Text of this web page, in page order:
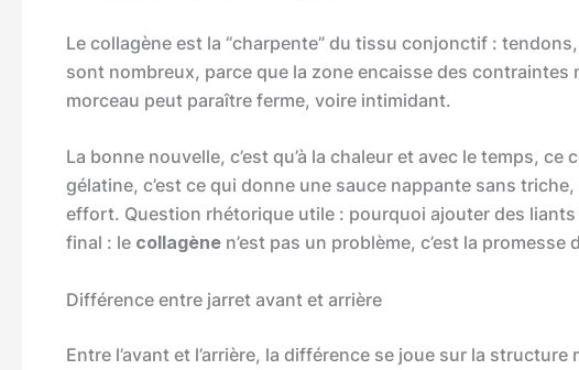
Le collagène est la “charpente” du tissu conjonctif :
sont nombreux, parce que la zone encaisse des
morceau peut paraître ferme, voire intimidant.
La bonne nouvelle, c’est qu’à la chaleur et avec le temps,
gélatine, c’est ce qui donne une sauce nappante sans
effort. Question rhétorique utile : pourquoi ajouter des
final : le collagène n’est pas un problème, c’est la promesse
Différence entre jarret avant et arrière
Entre l’avant et l’arrière, la différence se joue sur la